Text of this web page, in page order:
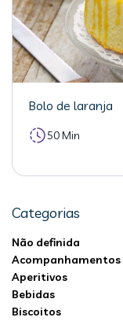
Bolo de laranja
50 Min
Categorias
Não definida
Acompanhamentos
Aperitivos
Bebidas
Biscoitos